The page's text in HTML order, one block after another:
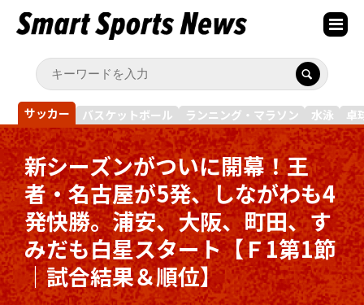
サッカー バスケットボール ランニング・マラソン 水泳 卓
新シーズンがついに開幕！王
者・名古屋が5発、しながわも4
発快勝。浦安、大阪、町田、す
みだも白星スタート【Ｆ1第1節
｜試合結果＆順位】